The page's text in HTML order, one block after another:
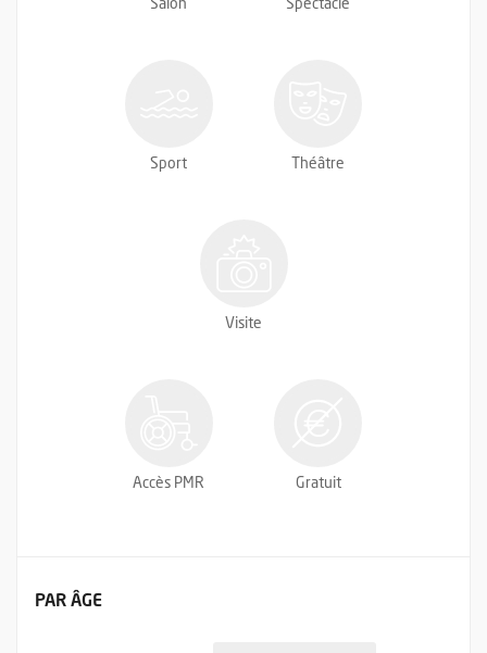
Salon Spectacle
Sport Théâtre
Visite
Accès PMR Gratuit
FILTRER LES ÉVÉNEMENTS
PAR ÂGE